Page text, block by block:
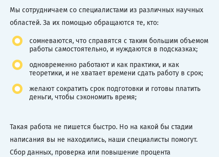
Мы сотрудничаем со специалистами из различных научных
областей. За их помощью обращаются те, кто:
сомневаются, что справятся с таким большим объемом
работы самостоятельно, и нуждаются в подсказках;
одновременно работают и как практики, и как
теоретики, и не хватает времени сдать работу в срок;
желают сократить срок подготовки и готовы платить
деньги, чтобы сэкономить время;
Такая работа не пишется быстро. Но на какой бы стадии
написания вы не находились, наши специалисты помогут.
Сбор данных, проверка или повышение процента